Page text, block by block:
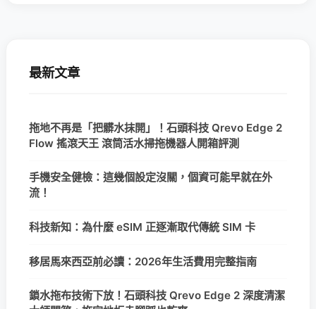
最新文章
拖地不再是「把髒水抹開」！石頭科技 Qrevo Edge 2
Flow 搖滾天王 滾筒活水掃拖機器人開箱評測
手機安全健檢：這幾個設定沒關，個資可能早就在外
流！
科技新知：為什麼 eSIM 正逐漸取代傳統 SIM 卡
移居馬來西亞前必讀：2026年生活費用完整指南
鎖水拖布技術下放！石頭科技 Qrevo Edge 2 深度清潔